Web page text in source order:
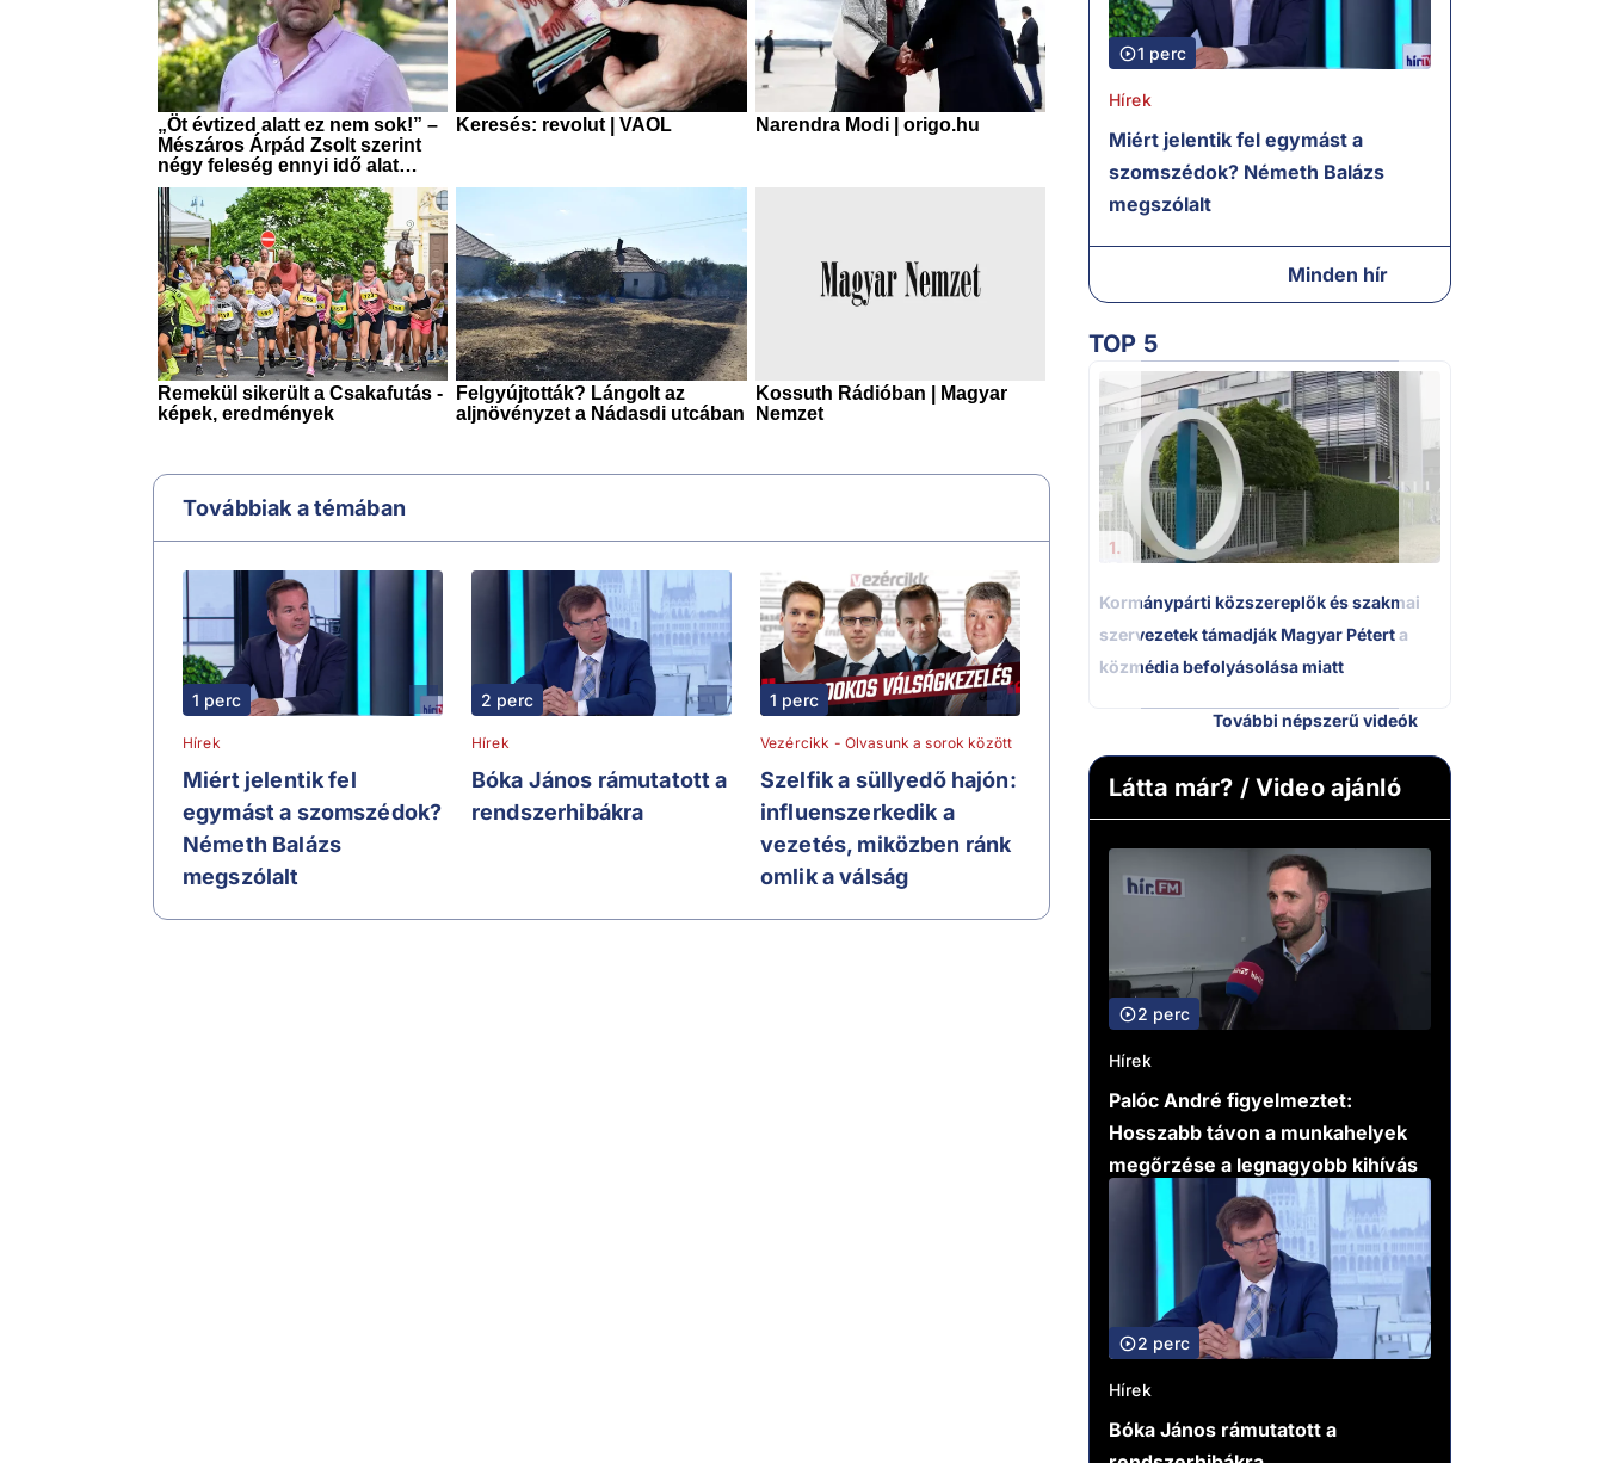
Továbbiak a témában
1 perc
Hírek
Miért jelentik fel
egymást a szomszédok?
Németh Balázs
megszólalt
2 perc
Hírek
Bóka János rámutatott a
rendszerhibákra
1 perc
Vezércikk - Olvasunk a sorok között
Szelfik a süllyedő hajón:
influenszerkedik a
vezetés, miközben ránk
omlik a válság
1 perc
Hírek
Miért jelentik fel egymást a
szomszédok? Németh Balázs
megszólalt
Minden hír
TOP 5
1.
Kormánypárti közszereplők és szakmai
szervezetek támadják Magyar Pétert a
közmédia befolyásolása miatt
További népszerű videók
Látta már? / Video ajánló
2 perc
Hírek
Palóc André figyelmeztet:
Hosszabb távon a munkahelyek
megőrzése a legnagyobb kihívás
2 perc
Hírek
Bóka János rámutatott a